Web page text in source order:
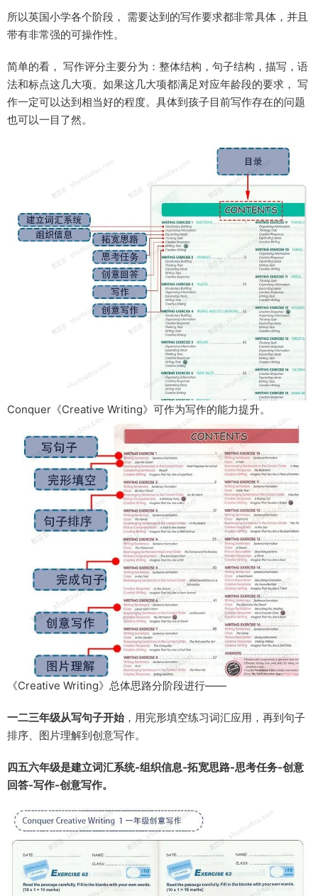
所以英国小学各个阶段， 需要达到的写作要求都非常具体，并且
带有非常强的可操作性。
简单的看， 写作评分主要分为：整体结构，句子结构，描写，语
法和标点这几大项。如果这几大项都满足对应年龄段的要求， 写
作一定可以达到相当好的程度。具体到孩子目前写作存在的问题
也可以一目了然。
Conquer《Creative Writing》可作为写作的能力提升。
《Creative Writing》总体思路分阶段进行——
一二三年级从写句子开始 ，用完形填空练习词汇应用，再到句子
排序、图片理解到创意写作。
四五六年级是建立词汇系统-组织信息-拓宽思路-思考任务-创意
回答-写作-创意写作。